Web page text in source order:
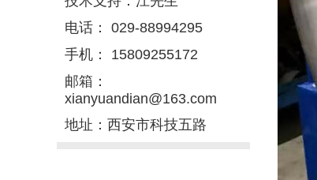
电话： 029-88994295
手机： 15809255172
邮箱：
xianyuandian@163.com
地址：西安市科技五路